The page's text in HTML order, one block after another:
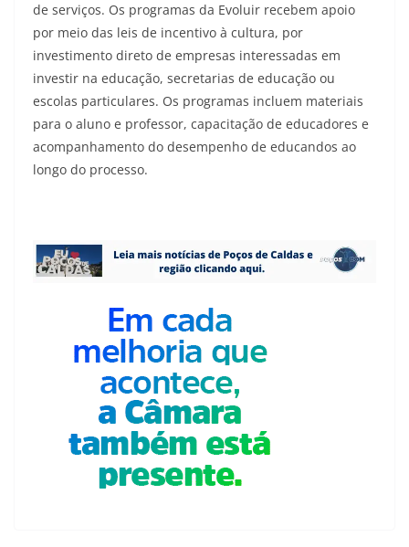
de serviços. Os programas da Evoluir recebem apoio
por meio das leis de incentivo à cultura, por
investimento direto de empresas interessadas em
investir na educação, secretarias de educação ou
escolas particulares. Os programas incluem materiais
para o aluno e professor, capacitação de educadores e
acompanhamento do desempenho de educandos ao
longo do processo.